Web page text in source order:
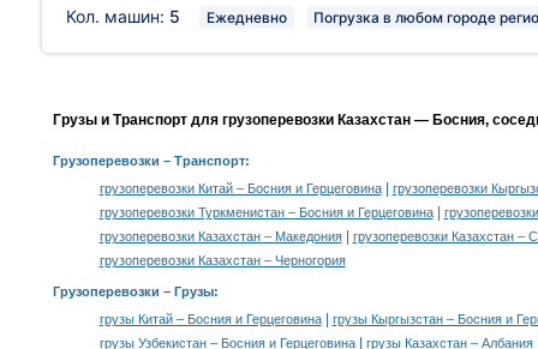
Кол. машин: 5 Ежедневно Погрузка в любом городе
Грузы и Транспорт для грузоперевозки Казахстан — Босния,
Грузоперевозки – Транспорт:
грузоперевозки Китай – Босния и Герцеговина|
грузоперевозки
грузоперевозки Туркменистан – Босния и Герцеговина|
грузоперевозки Казахстан – Македония|
грузоперевозки Казахстан –
грузоперевозки Казахстан – Черногория
Грузоперевозки – Грузы:
грузы Китай – Босния и Герцеговина|
грузы Кыргызстан – Босния и
грузы Узбекистан – Босния и Герцеговина| грузы Казахстан – Албания